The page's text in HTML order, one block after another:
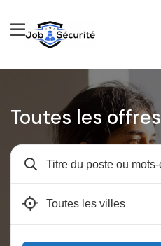
Toutes les offres
Avignon